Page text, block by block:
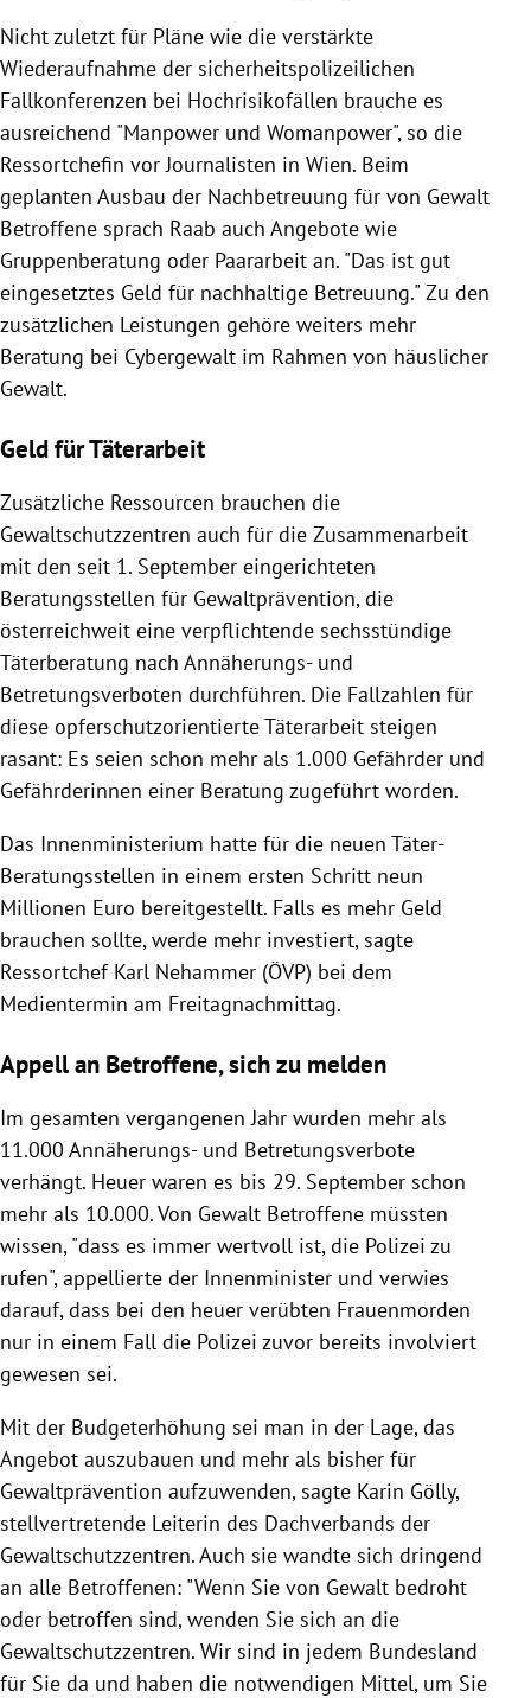
Nicht zuletzt für Pläne wie die verstärkte
Wiederaufnahme der sicherheitspolizeilichen
Fallkonferenzen bei Hochrisikofällen brauche es
ausreichend "Manpower und Womanpower", so die
Ressortchefin vor Journalisten in Wien. Beim
geplanten Ausbau der Nachbetreuung für von Gewalt
Betroffene sprach Raab auch Angebote wie
Gruppenberatung oder Paararbeit an. "Das ist gut
eingesetztes Geld für nachhaltige Betreuung." Zu den
zusätzlichen Leistungen gehöre weiters mehr
Beratung bei Cybergewalt im Rahmen von häuslicher
Gewalt.
Geld für Täterarbeit
Zusätzliche Ressourcen brauchen die
Gewaltschutzzentren auch für die Zusammenarbeit
mit den seit 1. September eingerichteten
Beratungsstellen für Gewaltprävention, die
österreichweit eine verpflichtende sechsstündige
Täterberatung nach Annäherungs- und
Betretungsverboten durchführen. Die Fallzahlen für
diese opferschutzorientierte Täterarbeit steigen
rasant: Es seien schon mehr als 1.000 Gefährder und
Gefährderinnen einer Beratung zugeführt worden.
Das Innenministerium hatte für die neuen Täter-
Beratungsstellen in einem ersten Schritt neun
Millionen Euro bereitgestellt. Falls es mehr Geld
brauchen sollte, werde mehr investiert, sagte
Ressortchef Karl Nehammer (ÖVP) bei dem
Medientermin am Freitagnachmittag.
Appell an Betroffene, sich zu melden
Im gesamten vergangenen Jahr wurden mehr als
11.000 Annäherungs- und Betretungsverbote
verhängt. Heuer waren es bis 29. September schon
mehr als 10.000. Von Gewalt Betroffene müssten
wissen, "dass es immer wertvoll ist, die Polizei zu
rufen", appellierte der Innenminister und verwies
darauf, dass bei den heuer verübten Frauenmorden
nur in einem Fall die Polizei zuvor bereits involviert
gewesen sei.
Mit der Budgeterhöhung sei man in der Lage, das
Angebot auszubauen und mehr als bisher für
Gewaltprävention aufzuwenden, sagte Karin Gölly,
stellvertretende Leiterin des Dachverbands der
Gewaltschutzzentren. Auch sie wandte sich dringend
an alle Betroffenen: "Wenn Sie von Gewalt bedroht
oder betroffen sind, wenden Sie sich an die
Gewaltschutzzentren. Wir sind in jedem Bundesland
für Sie da und haben die notwendigen Mittel, um Sie